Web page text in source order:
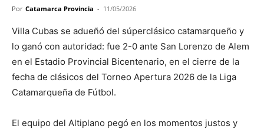
Por Catamarca Provincia - 11/05/2026
Villa Cubas se adueñó del súperclásico catamarqueño y
lo ganó con autoridad: fue 2-0 ante San Lorenzo de Alem
en el Estadio Provincial Bicentenario, en el cierre de la
fecha de clásicos del Torneo Apertura 2026 de la Liga
Catamarqueña de Fútbol.
El equipo del Altiplano pegó en los momentos justos y